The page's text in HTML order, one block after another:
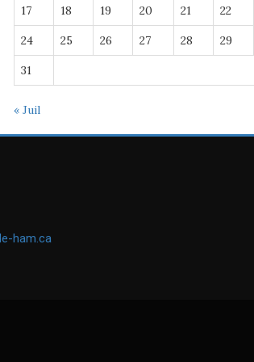
17 18 19 20 21 22
24 25 26 27 28 29
31
« Juil
ham.ca